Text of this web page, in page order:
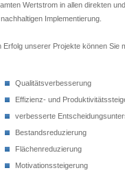
Wertstrom in allen direkten
Implementierung.
Erfolg unserer Projekte können Sie
Qualitätsverbesserung
Effizienz- und
verbesserte
Bestandsreduzierung
Flächenreduzierung
Motivationssteigerung